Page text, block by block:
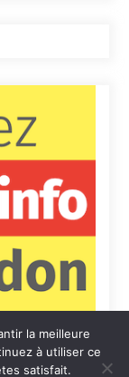
la meilleure
à utiliser ce
satisfait.